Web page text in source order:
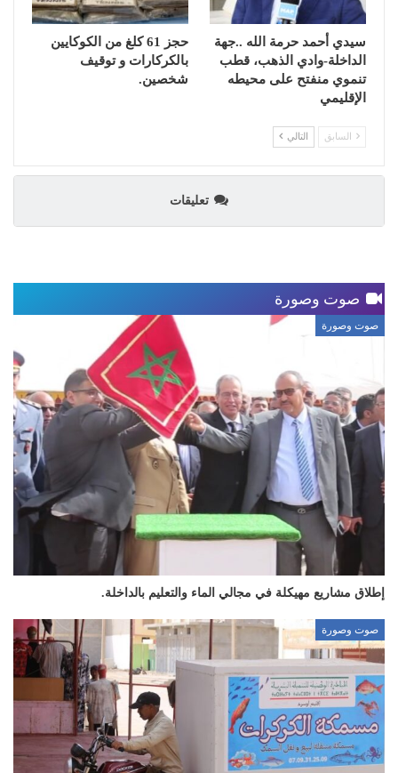
سيدي أحمد حرمة الله ..جهة
الداخلة-وادي الذهب، قطب
تنموي منفتح على محيطه
الإقليمي
حجز 61 كلغ من الكوكايين
بالكركارات و توقيف
شخصين.
السابق التالي
تعليقات
صوت وصورة
صوت وصورة
إطلاق مشاريع مهيكلة في مجالي الماء والتعليم بالداخلة.
صوت وصورة